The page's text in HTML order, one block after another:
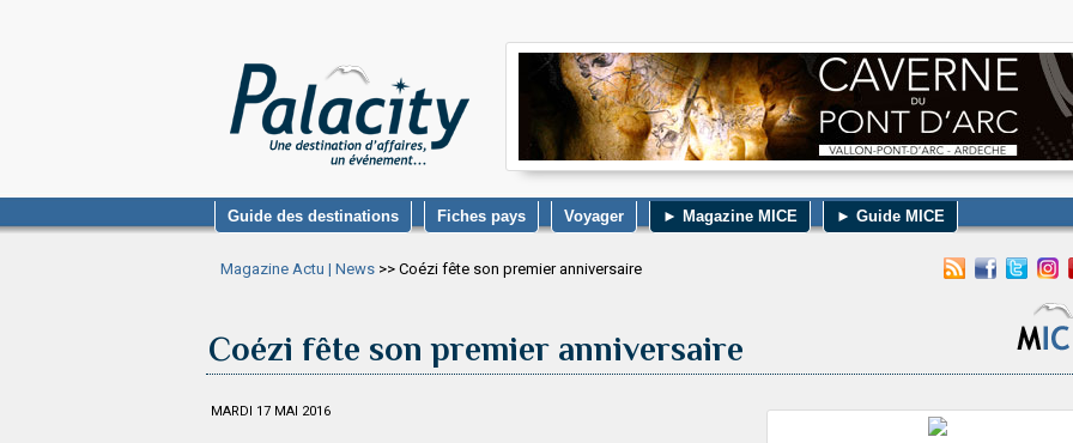
Guide des destinations Fiches pays Voyager ► Magazine MICE ► Guide MICE
Magazine Actu | News >> Coézi fête son premier anniversaire
Coézi fête son premier anniversaire
MARDI 17 MAI 2016